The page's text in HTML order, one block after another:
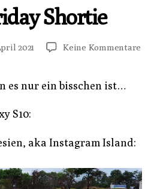
Shortie
2021 Keine Kommentare
es nur ein bisschen ist…
S10:
aka Instagram Island: